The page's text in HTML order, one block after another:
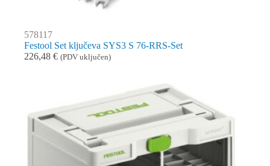
578117
Festool Set ključeva SYS3 S 76-RRS-Set
226,48 € (PDV uključen)